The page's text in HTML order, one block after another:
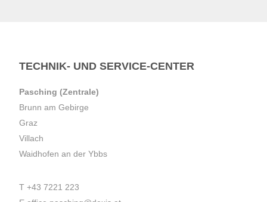
TECHNIK- UND SERVICE-CENTER
Pasching (Zentrale)
Brunn am Gebirge
Graz
Villach
Waidhofen an der Ybbs
T +43 7221 223